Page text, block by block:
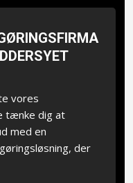
vores
tænke dig at
med en
der